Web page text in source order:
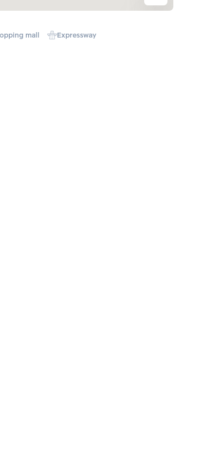
mall Expressway